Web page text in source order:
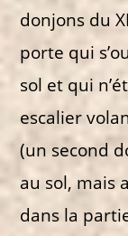
donjons du
porte qui
sol et qui
escalier
(un second
au sol, mais
dans la